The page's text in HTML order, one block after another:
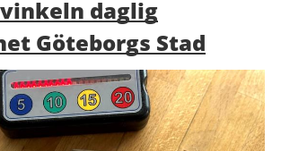
daglig
Göteborgs Stad